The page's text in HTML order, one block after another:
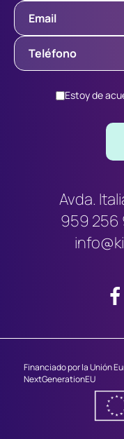
Estoy de
Avda.
959 256
Financiado por la Unión
NextGenerationEU